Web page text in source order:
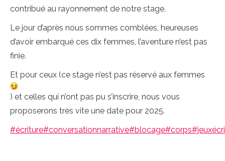
contribué au rayonnement de notre stage.
Le jour d’après nous sommes comblées, heureuses
d’avoir embarqué ces dix femmes, l’aventure n’est pas
finie.
Et pour ceux (ce stage n’est pas réservé aux femmes
) et celles qui n’ont pas pu s’inscrire, nous vous
proposerons très vite une date pour 2025.
#écriture#conversationnarrative#blocage#corps